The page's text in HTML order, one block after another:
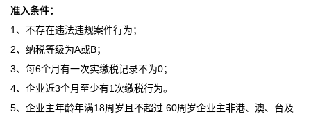
准入条件：
1、不存在违法违规案件行为；
2、纳税等级为A或B；
3、每6个月有一次实缴税记录不为0；
4、企业近3个月至少有1次缴税行为。
5、企业主年龄年满18周岁且不超过 60周岁企业主非港、澳、台及